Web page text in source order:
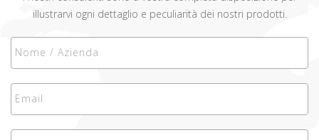
illustrarvi ogni dettaglio e peculiarità dei nostri prodotti.